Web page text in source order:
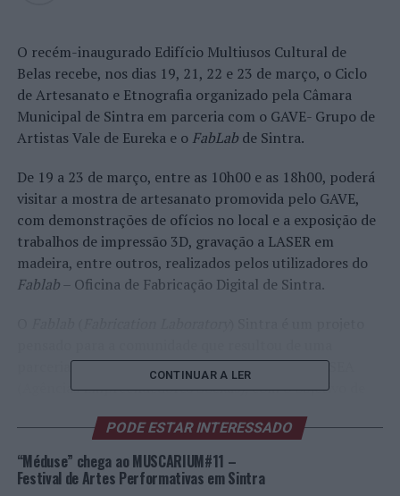
O recém-inaugurado Edifício Multiusos Cultural de
Belas recebe, nos dias 19, 21, 22 e 23 de março, o Ciclo
de Artesanato e Etnografia organizado pela Câmara
Municipal de Sintra em parceria com o GAVE- Grupo de
Artistas Vale de Eureka e o FabLabde Sintra.
De 19 a 23 de março, entre as 10h00 e as 18h00, poderá
visitar a mostra de artesanato promovida pelo GAVE,
com demonstrações de ofícios no local e a exposição de
trabalhos de impressão 3D, gravação a LASER em
madeira, entre outros, realizados pelos utilizadores do
Fablab– Oficina de Fabricação Digital de Sintra.
parceria entre a Câmara Municipal de Sintra e a SEA
(Agências Empreendedores Sociais), com o objetivo de
e materializar ideias criativas e inovadoras,
disponibilizando para o efeito os necessários
conhecimentos, equipamentos e tecnologias
CONTINUAR A LER
PODE ESTAR INTERESSADO
“Méduse” chega ao MUSCARIUM#11 –
Festival de Artes Performativas em Sintra